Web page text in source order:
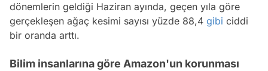
dönemlerin geldiği Haziran ayında, geçen yıla göre
gerçekleşen ağaç kesimi sayısı yüzde 88,4 gibi ciddi
bir oranda arttı.
Bilim insanlarına göre Amazon'un korunması